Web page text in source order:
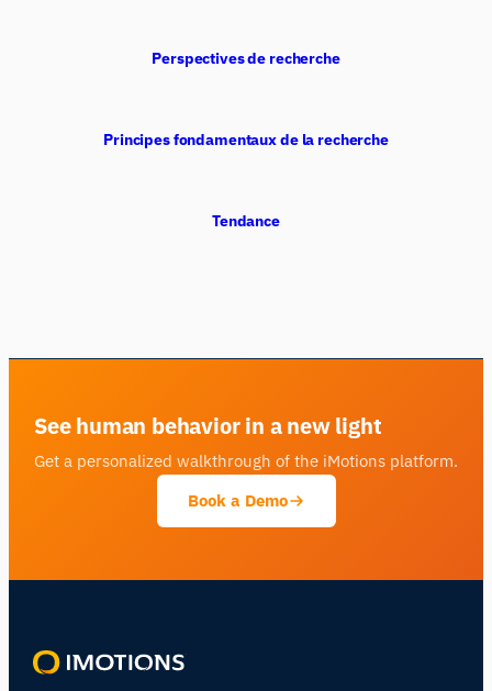
Perspectives de recherche
Principes fondamentaux de la recherche
Tendance
See human behavior in a new light
Get a personalized walkthrough of the iMotions platform.
Book a Demo